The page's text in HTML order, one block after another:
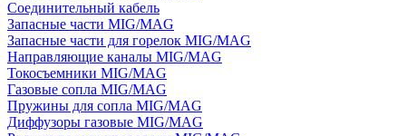
Соединительный кабель
Запасные части MIG/MAG
Запасные части для горелок MIG/MAG
Направляющие каналы MIG/MAG
Токосъемники MIG/MAG
Газовые сопла MIG/MAG
Пружины для сопла MIG/MAG
Диффузоры газовые MIG/MAG